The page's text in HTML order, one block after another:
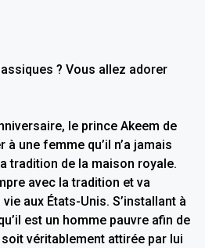
? Vous allez adorer
le prince Akeem de
une femme qu’il n’a jamais
tradition de la maison royale.
avec la tradition et va
aux États-Unis. S’installant à
est un homme pauvre afin de
véritablement attirée par lui